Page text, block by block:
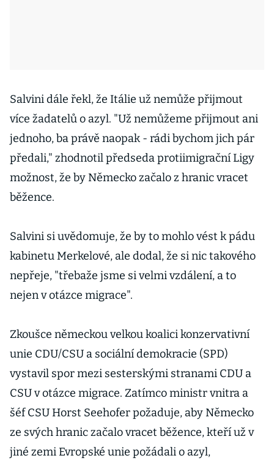
Salvini dále řekl, že Itálie už nemůže přijmout
více žadatelů o azyl. "Už nemůžeme přijmout ani
jednoho, ba právě naopak - rádi bychom jich pár
předali," zhodnotil předseda protiimigrační Ligy
možnost, že by Německo začalo z hranic vracet
běžence.
Salvini si uvědomuje, že by to mohlo vést k pádu
kabinetu Merkelové, ale dodal, že si nic takového
nepřeje, "třebaže jsme si velmi vzdálení, a to
nejen v otázce migrace".
Zkoušce německou velkou koalici konzervativní
unie CDU/CSU a sociální demokracie (SPD)
vystavil spor mezi sesterskými stranami CDU a
CSU v otázce migrace. Zatímco ministr vnitra a
šéf CSU Horst Seehofer požaduje, aby Německo
ze svých hranic začalo vracet běžence, kteří už v
jiné zemi Evropské unie požádali o azyl,